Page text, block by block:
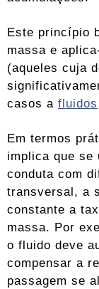
Este princípio
massa e
(aqueles cuja
casos a fluidos
Em termos
implica que se
conduta com
transversal, a
constante a
massa. Por
o fluido deve
compensar a
passagem se